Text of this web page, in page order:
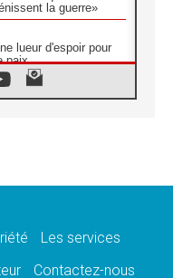
la guerre»
lueur d'espoir pour
paix
vers
prière est un acte
Les services
Contactez-nous